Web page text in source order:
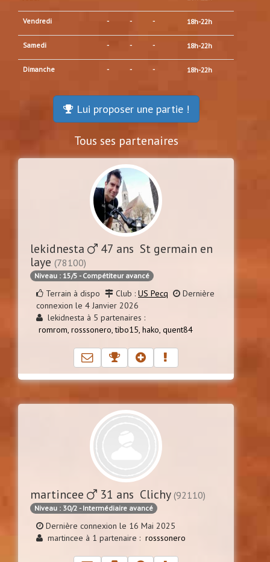
Vendredi - - - 18h-22h
Samedi - - - 18h-22h
Dimanche - - - 18h-22h
Lui proposer une partie !
Tous ses partenaires
lekidnesta
47 ans St germain en
laye (78100)
Niveau : 15/5 - Compétiteur avancé
Terrain à dispo Club : US Pecq
Dernière
connexion le 4 Janvier 2026
lekidnesta à 5 partenaires :
romrom, rosssonero,tibo15, hako, quent84
martincee 31 ans Clichy (92110)
Niveau : 30/2 - Intermédiaire avancé
Dernière connexion le 16 Mai 2025
martincee à 1 partenaire : rosssonero